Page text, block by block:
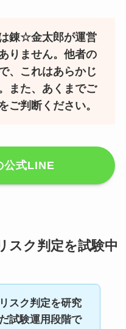
錬☆金太郎が運営
りません。他者の
、これはあらかじ
また、あくまでご
ご判断ください。
式LINE
スク判定を試験中
スク判定を研究
試験運用段階で